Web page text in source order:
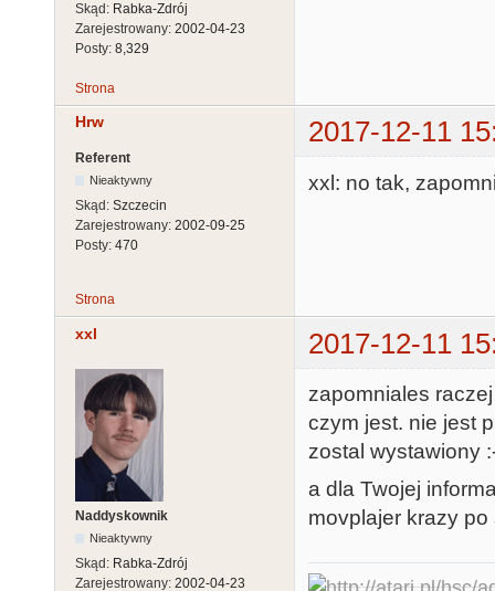
Skąd: Rabka-Zdrój
Zarejestrowany: 2002-04-23
Posty: 8,329
Strona
Hrw 2017-12-11
Referent
Nieaktywny
Skąd: Szczecin
Zarejestrowany: 2002-09-25
Posty: 470
xxl: no tak,
Strona
xxl 2017-12-11
Naddyskownik
Nieaktywny
Skąd: Rabka-Zdrój
Zarejestrowany: 2002-04-23
zapomniales
czym jest. nie jest
zostal wystawiony
a dla Twojej
movplajer krazy